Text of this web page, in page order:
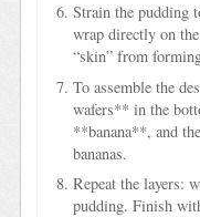
Strain the pudding
wrap directly on
“skin” from
To assemble the
wafers** in the
**banana**, and
bananas.
Repeat the layers:
pudding. Finish